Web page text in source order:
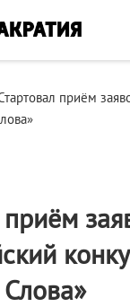
приём
приём